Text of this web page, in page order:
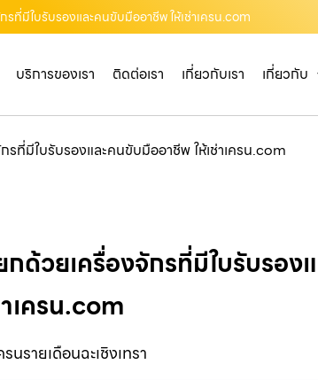
รที่มีใบรับรองและคนขับมืออาชีพ ให้เช่าเครน.com
บริการของเรา ติดต่อเรา เกี่ยวกับเรา เกี่ยวกับ
รที่มีใบรับรองและคนขับมืออาชีพ ให้เช่าเครน.com
กด้วยเครื่องจักรที่มีใบรับรอ
เครน.com
นรายเดือนฉะเชิงเทรา